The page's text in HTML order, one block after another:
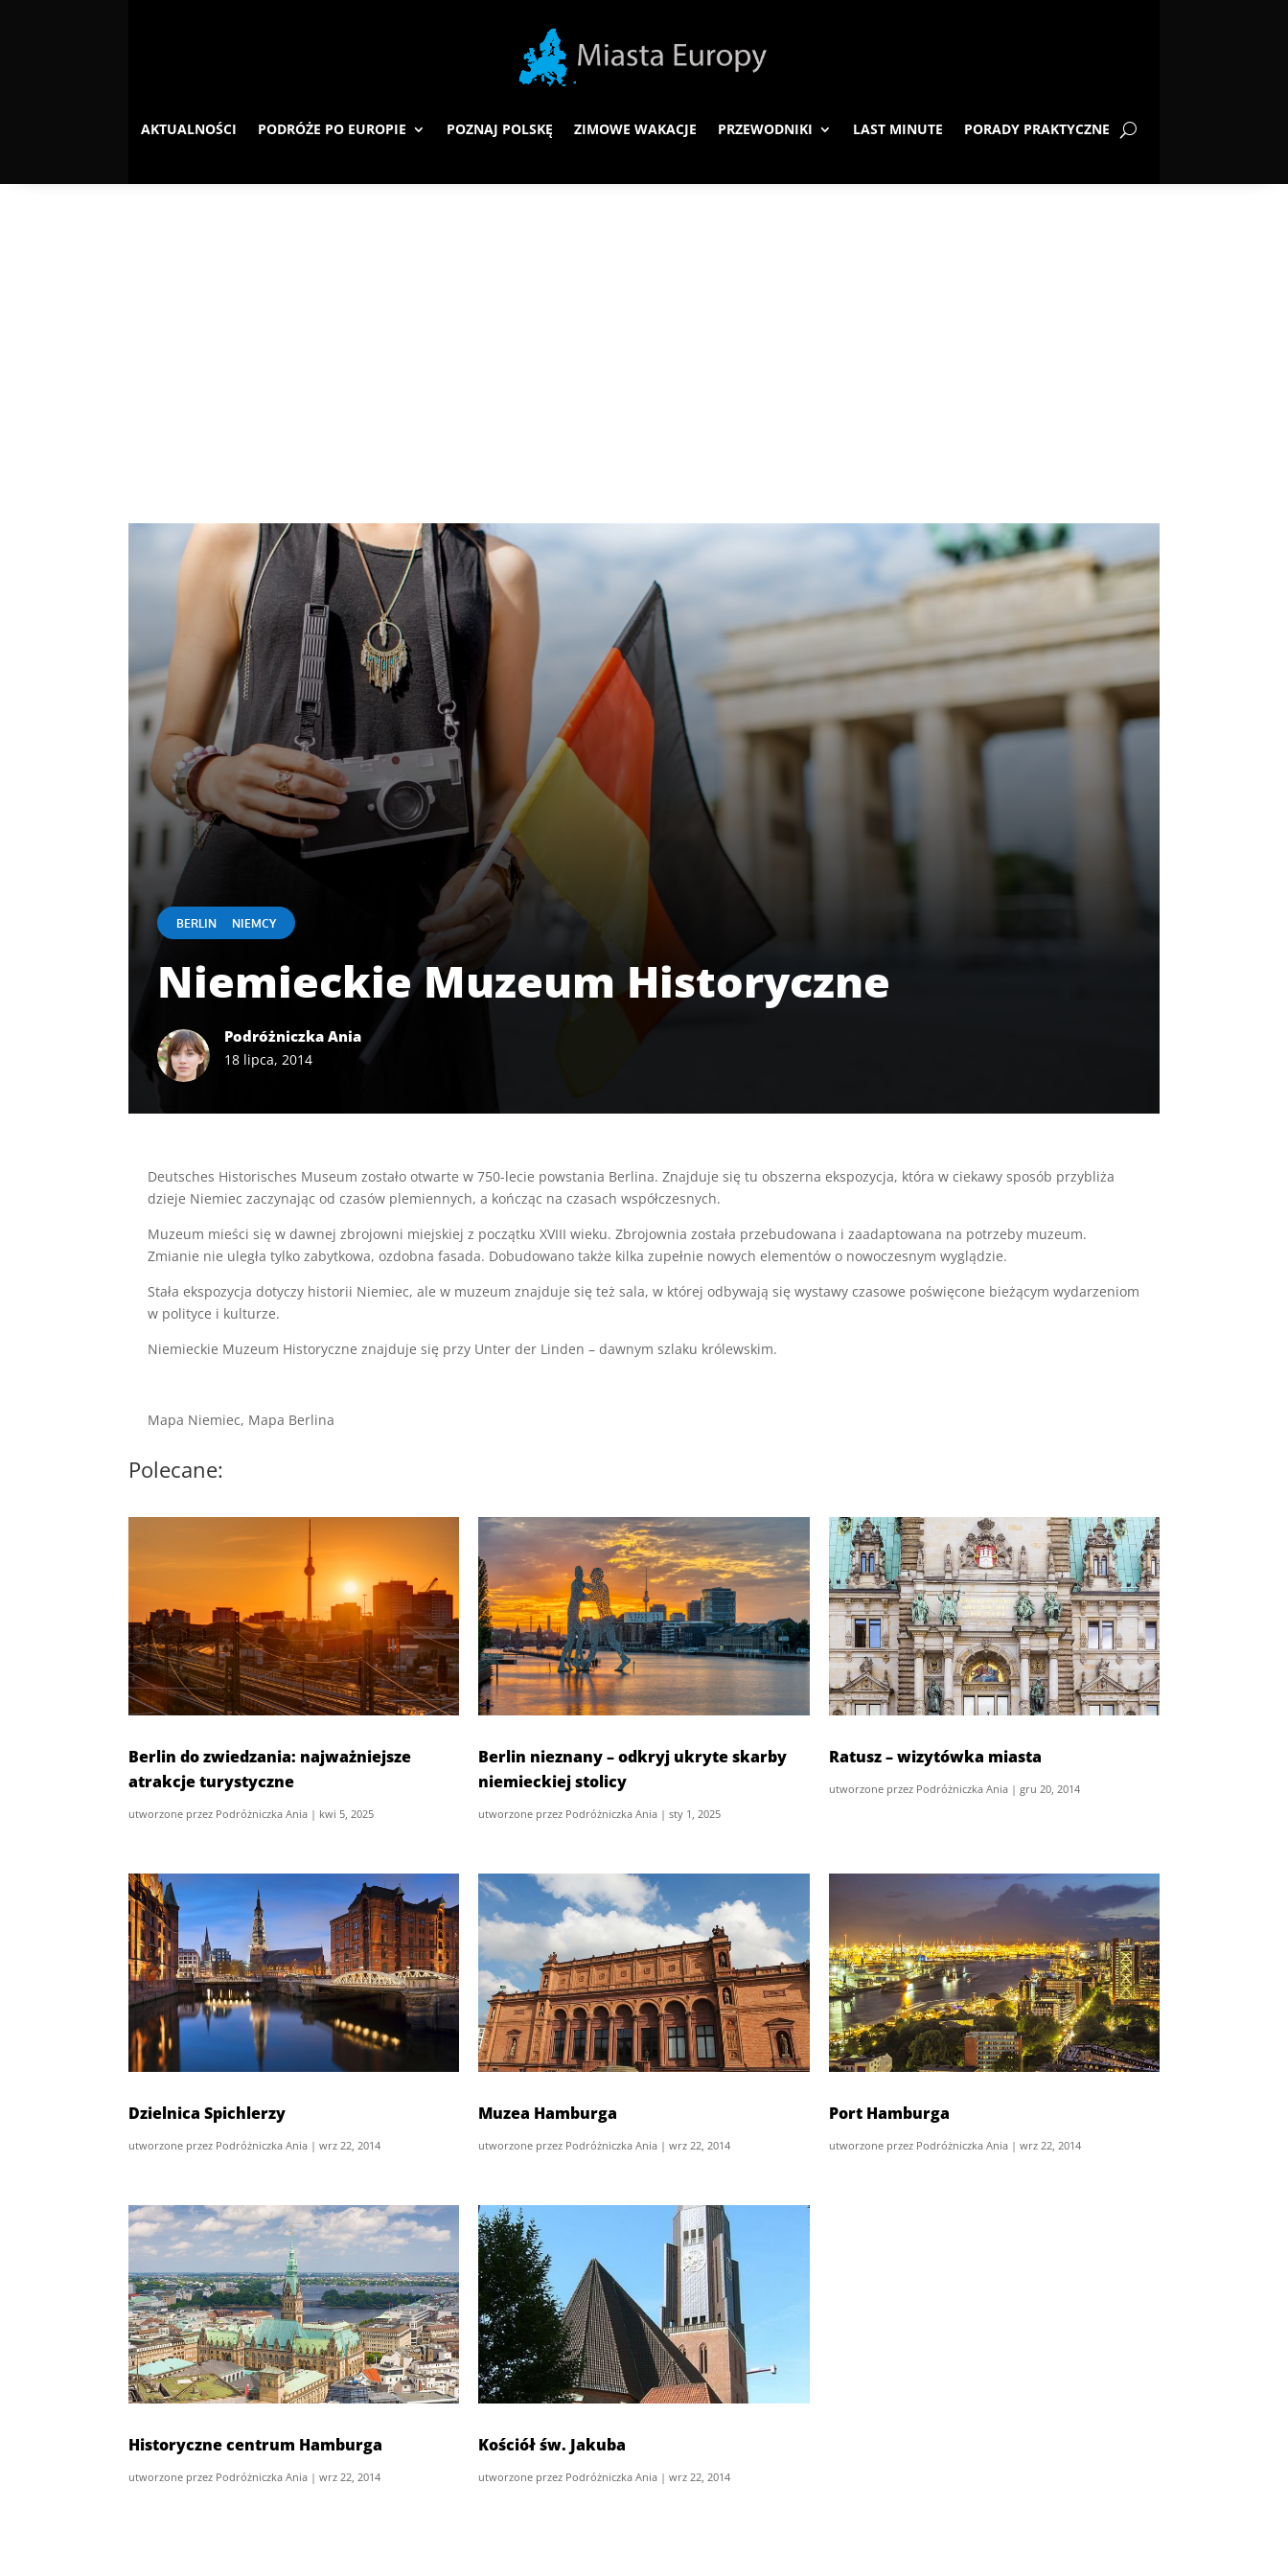
AKTUALNOŚCI PODRÓŻE PO EUROPIE POZNAJ POLSKĘ ZIMOWE WAKACJE PRZEWODNIKI LAST MINUTE PORADY PRAKTYCZNE
BERLIN NIEMCY
Niemieckie Muzeum Historyczne
Podróżniczka Ania
18 lipca, 2014
Deutsches Historisches Museum zostało otwarte w 750-lecie powstania Berlina. Znajduje się tu obszerna ekspozycja, która w ciekawy sposób przybliża
dzieje Niemiec zaczynając od czasów plemiennych, a kończąc na czasach współczesnych.
Muzeum mieści się w dawnej zbrojowni miejskiej z początku XVIII wieku. Zbrojownia została przebudowana i zaadaptowana na potrzeby muzeum.
Zmianie nie uległa tylko zabytkowa, ozdobna fasada. Dobudowano także kilka zupełnie nowych elementów o nowoczesnym wyglądzie.
Stała ekspozycja dotyczy historii Niemiec, ale w muzeum znajduje się też sala, w której odbywają się wystawy czasowe poświęcone bieżącym wydarzeniom
w polityce i kulturze.
Niemieckie Muzeum Historyczne znajduje się przy Unter der Linden – dawnym szlaku królewskim.
Mapa Niemiec, Mapa Berlina
Polecane:
Berlin do zwiedzania: najważniejsze
atrakcje turystyczne
utworzone przez Podróżniczka Ania | kwi 5, 2025
Berlin nieznany – odkryj ukryte skarby
niemieckiej stolicy
utworzone przez Podróżniczka Ania |sty 1, 2025
Ratusz – wizytówka miasta
utworzone przez Podróżniczka Ania| gru 20, 2014
Dzielnica Spichlerzy
utworzone przez Podróżniczka Ania |wrz 22, 2014
Muzea Hamburga
utworzone przez Podróżniczka Ania |wrz 22, 2014
Port Hamburga
utworzone przez Podróżniczka Ania| wrz 22, 2014
Historyczne centrum Hamburga
utworzone przez Podróżniczka Ania |wrz 22, 2014
Kościół św. Jakuba
utworzone przez Podróżniczka Ania |wrz 22, 2014